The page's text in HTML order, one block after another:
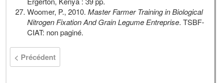
Woomer, P., 2010.Master Farmer Training in Biological
Nitrogen Fixation And Grain Legume Entreprise. TSBF-
CIAT: non paginé.
< Précédent